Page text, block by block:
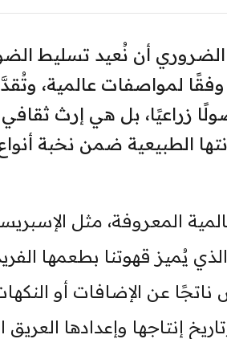
أن نُعيد تسليط
لمواصفات عالمية،
زراعيًا، بل هي إرث ثقافي
الطبيعية ضمن نخبة
المعروفة، مثل
يُميز قهوتنا بطعمها
ناتجًا عن الإضافات أو
إنتاجها وإعدادها العريق